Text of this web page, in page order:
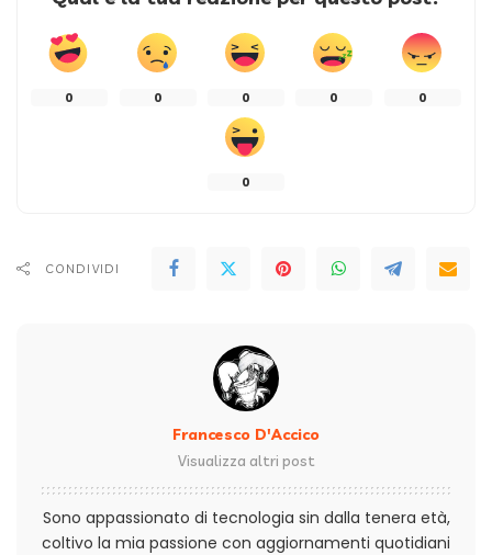
0 0 0 0 0
0
CONDIVIDI
Francesco D'Accico
Visualizza altri post
Sono appassionato di tecnologia sin dalla tenera età,
coltivo la mia passione con aggiornamenti quotidiani